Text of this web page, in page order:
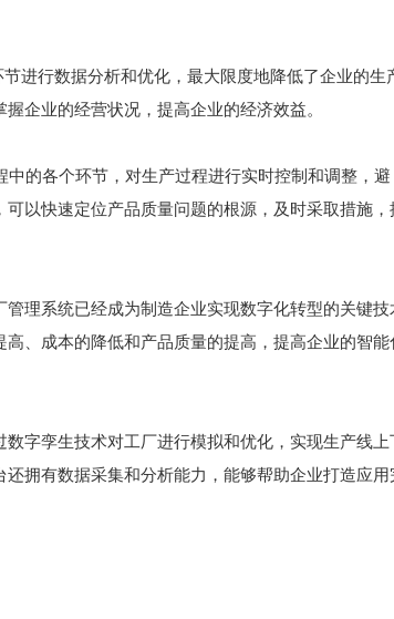
进行数据分析和优化，最大限度地降低了企业的生
企业的经营状况，提高企业的经济效益。
的各个环节，对生产过程进行实时控制和调整，避
以快速定位产品质量问题的根源，及时采取措施，
理系统已经成为制造企业实现数字化转型的关键技
、成本的降低和产品质量的提高，提高企业的智能
字孪生技术对工厂进行模拟和优化，实现生产线上
拥有数据采集和分析能力，能够帮助企业打造应用